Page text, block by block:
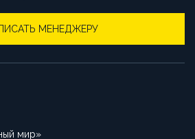
МЕНЕДЖЕРУ
мир»